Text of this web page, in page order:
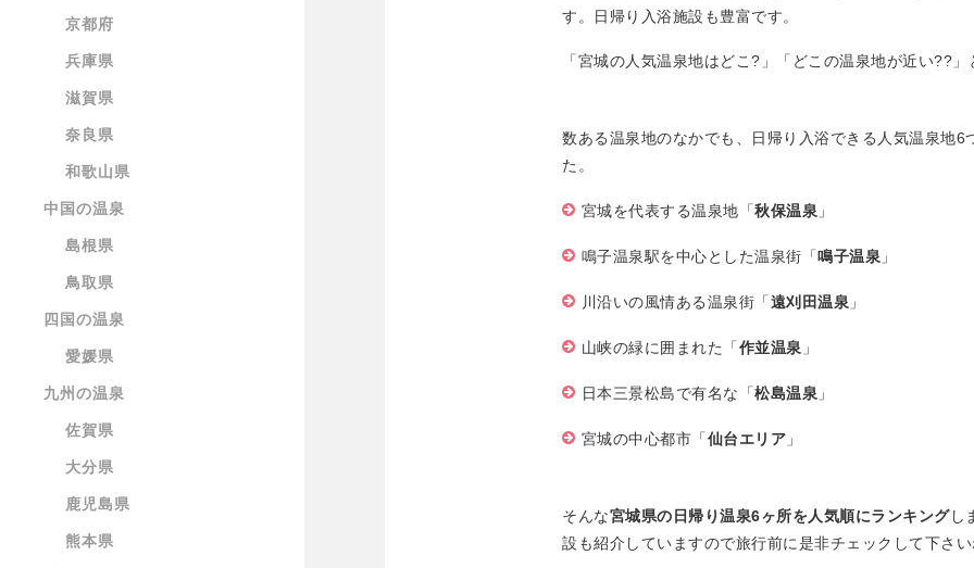
京都府
兵庫県
滋賀県
奈良県
和歌山県
中国の温泉
島根県
鳥取県
四国の温泉
愛媛県
九州の温泉
佐賀県
大分県
鹿児島県
熊本県
す。日帰り入浴施設も豊富です。
「宮城の人気温泉地はどこ?」「どこの温泉地が近い??
数ある温泉地のなかでも、日帰り入浴できる人気温泉地6
た。
宮城を代表する温泉地「秋保温泉 」
鳴子温泉駅を中心とした温泉街「鳴子温泉 」
川沿いの風情ある温泉街「遠刈田温泉 」
山峡の緑に囲まれた「作並温泉 」
日本三景松島で有名な「松島温泉 」
宮城の中心都市「仙台エリア 」
そんな宮城県の日帰り温泉6ヶ所を人気順にランキングし
設も紹介していますので旅行前に是非チェックして下さ